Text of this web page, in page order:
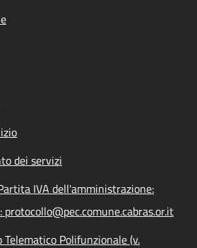
dei servizi
IVA dell'amministrazione:
Polifunzionale (v.